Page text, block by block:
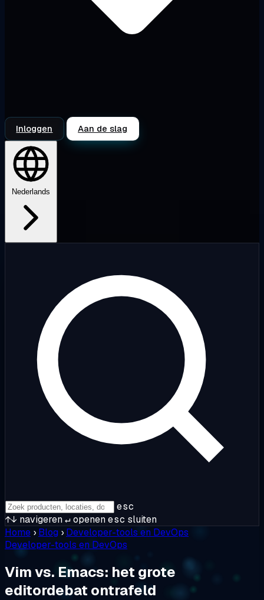
Inloggen Aan de slag
Nederlands
esc
↑↓ navigeren↵openenesc sluiten
Home › Blog › Developer-tools en DevOps
Developer-tools en DevOps
Vim vs. Emacs: het grote
editordebat ontrafeld